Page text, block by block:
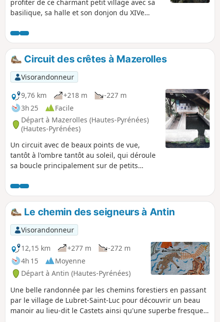
profiter de ce charmant petit village avec sa
basilique, sa halle et son donjon du XIVe
de Saint-Fris situé en contrebas du village, en
vous offrant au départ un beau panorama sur
le lac et le village.
Circuit des crêtes à Mazerolles
Visorandonneur
9,76 km
+218 m
-227 m
3h 25
Facile
Départ à Mazerolles (Hautes-Pyrénées)
(Hautes-Pyrénées)
Un circuit avec de beaux points de vue,
tantôt à l'ombre tantôt au soleil, qui déroule
sa boucle principalement sur de petits
après une période pluvieuse.
Le chemin des seigneurs à Antin
Visorandonneur
12,15 km
+277 m
-272 m
4h 15
Moyenne
Départ à Antin (Hautes-Pyrénées)
Une belle randonnée par les chemins forestiers en passant
par le village de Lubret-Saint-Luc pour découvrir un beau
manoir au lieu-dit le Castets ainsi qu'une superbe fresque